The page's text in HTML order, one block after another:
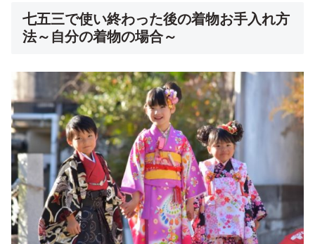
七五三で使い終わった後の着物お手入れ方
法～自分の着物の場合～